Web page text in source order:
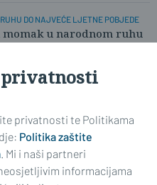
DO NAJVEĆE LJETNE POBJEDE
momak u narodnom ruhu
privatnosti
privatnosti te Politikama
Politika zaštite
. Mi i naši partneri
informacijama